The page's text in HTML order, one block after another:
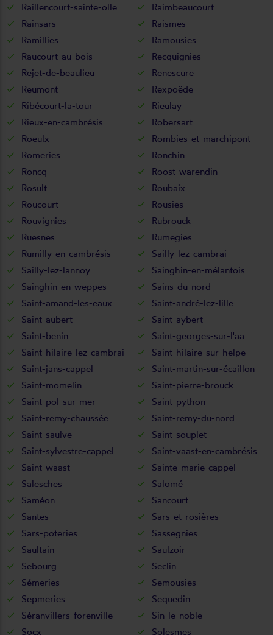
Raillencourt-sainte-olle
Raimbeaucourt
Rainsars
Raismes
Ramillies
Ramousies
Raucourt-au-bois
Recquignies
Rejet-de-beaulieu
Renescure
Reumont
Rexpoëde
Ribécourt-la-tour
Rieulay
Rieux-en-cambrésis
Robersart
Roeulx
Rombies-et-marchipont
Romeries
Ronchin
Roncq
Roost-warendin
Rosult
Roubaix
Roucourt
Rousies
Rouvignies
Rubrouck
Ruesnes
Rumegies
Rumilly-en-cambrésis
Sailly-lez-cambrai
Sailly-lez-lannoy
Sainghin-en-mélantois
Sainghin-en-weppes
Sains-du-nord
Saint-amand-les-eaux
Saint-andré-lez-lille
Saint-aubert
Saint-aybert
Saint-benin
Saint-georges-sur-l'aa
Saint-hilaire-lez-cambrai
Saint-hilaire-sur-helpe
Saint-jans-cappel
Saint-martin-sur-écaillon
Saint-momelin
Saint-pierre-brouck
Saint-pol-sur-mer
Saint-python
Saint-remy-chaussée
Saint-remy-du-nord
Saint-saulve
Saint-souplet
Saint-sylvestre-cappel
Saint-vaast-en-cambrésis
Saint-waast
Sainte-marie-cappel
Salesches
Salomé
Saméon
Sancourt
Santes
Sars-et-rosières
Sars-poteries
Sassegnies
Saultain
Saulzoir
Sebourg
Seclin
Sémeries
Semousies
Sepmeries
Sequedin
Séranvillers-forenville
Sin-le-noble
Socx
Solesmes